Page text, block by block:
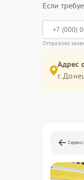
Если
Отправляя
Адрес
г.